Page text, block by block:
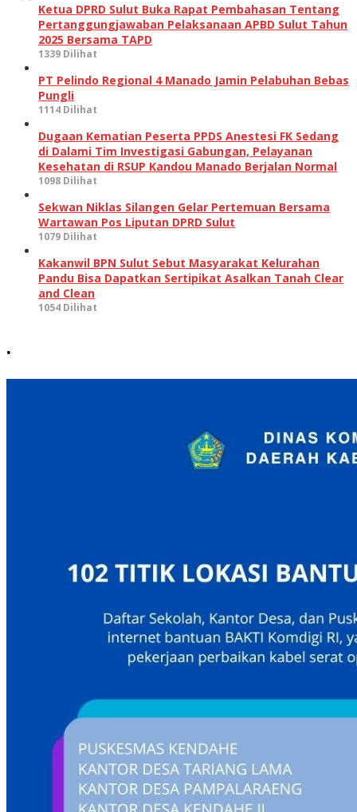
Ketua DPRD Sulut Buka Rapat Pembahasan Tentang
Pertanggungjawaban Pelaksanaan APBD Sulut Tahun
2025 Bersama TAPD
1339 Dilihat
PT Pelindo Regional 4 Manado Jamin Pelabuhan Bebas
Pungli
1114 Dilihat
Dugaan Kematian Peserta PPDS Anestesi FK Sedang
di Dalami Tim Investigasi Gabungan, Pelayanan
Kesehatan di RSUP Kandou Manado Berjalan Normal
1098 Dilihat
Sekwan Niklas Silangen Gelar Pertemuan Bersama
Wartawan Pos Liputan DPRD Sulut
1079 Dilihat
Kakanwil BPN Sulut Sebut Masyarakat Kelurahan
Pandu Bisa Dapatkan Sertipikat Asalkan Tanah Clear
and Clean
1054 Dilihat
.